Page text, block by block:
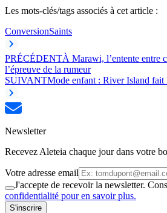
Les mots-clés/tags associés à cet article :
ConversionSaints
PRÉCÉDENTÀ Marawi, l’entente entre
l’épreuve de la rumeur
SUIVANTMode enfant : River Island fait
Newsletter
Recevez Aleteia chaque jour dans votre
Votre adresse email
J'accepte de recevoir la newsletter.
confidentialité pour en savoir plus.
S'inscrire